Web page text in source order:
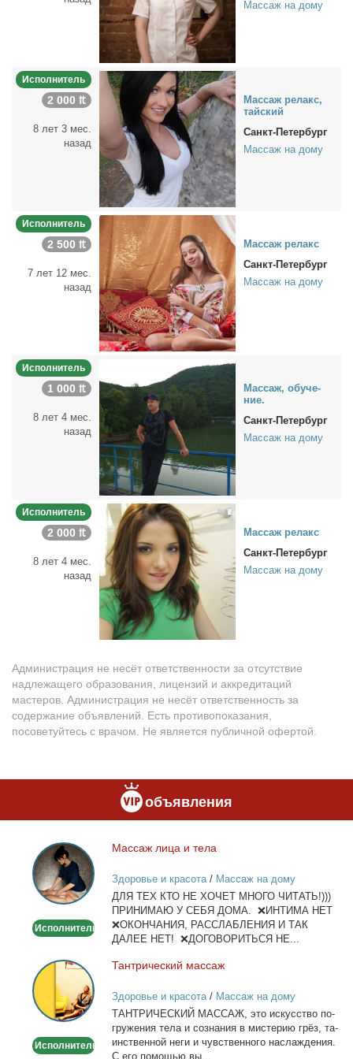
Массаж на дому
Исполнитель
2 000 ₶
8 лет 3 мес.
назад
Мас­саж ре­лакс,
тай­ский
Санкт-Петербург
Массаж на дому
Исполнитель
2 500 ₶
7 лет 12 мес.
назад
Мас­саж ре­лакс
Санкт-Петербург
Массаж на дому
Исполнитель
1 000 ₶
8 лет 4 мес.
назад
Мас­саж, обу­че­
ние.
Санкт-Петербург
Массаж на дому
Исполнитель
2 000 ₶
8 лет 4 мес.
назад
Мас­саж ре­лакс
Санкт-Петербург
Массаж на дому
Администрация не несёт ответственности за отсутствие
надлежащего образования, лицензий и аккредитаций
мастеров. Администрация не несёт ответственность за
содержание объявлений. Есть противопоказания,
посоветуйтесь с врачом. Не является публичной офертой.
объявления
Массаж
лица
и
тела
Исполнитель
Мас­саж ли­ца и те­ла
Здоровье и красота/ Массаж на дому
ДЛЯ ТЕХ КТО НЕ ХОЧЕТ МНОГО ЧИТАТЬ!)))
ПРИНИМАЮ У СЕБЯ ДОМА. ❌ИНТИМА НЕТ
❌ОКОНЧАНИЯ, РАССЛАБЛЕНИЯ И ТАК
ДАЛЕЕ НЕТ! ❌ДОГОВОРИТЬСЯ НЕ...
Тантрический
массаж
Исполнитель
Тан­три­че­ский мас­саж
Здоровье и красота/ Массаж на дому
ТАНТРИЧЕСКИЙ МАССАЖ, это ис­кус­ство по­
гру­же­ния те­ла и со­зна­ния в ми­сте­рию грёз, та­
ин­ствен­ной неги и чув­ствен­но­го на­сла­жде­ния.
С его по­мо­щью вы...